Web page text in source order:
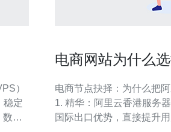
稳定
据
电商网站为什么
电商节点抉择：为什么把
1. 精华：阿里云香港服务
国际出口优势，直接提升